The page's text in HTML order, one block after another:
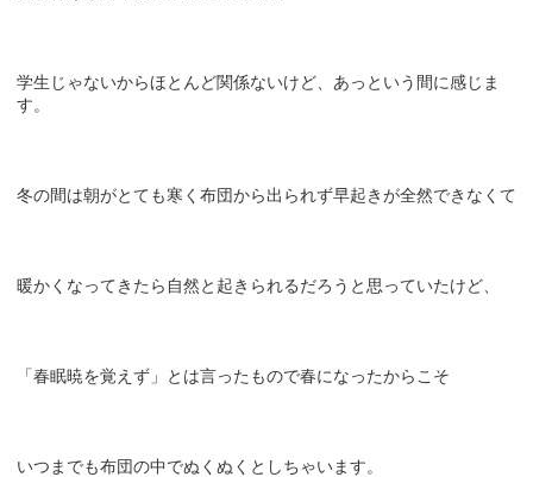
学生じゃないからほとんど関係ないけど、あっという間に感じま
す。
冬の間は朝がとても寒く布団から出られず早起きが全然できなくて
暖かくなってきたら自然と起きられるだろうと思っていたけど、
「春眠暁を覚えず」とは言ったもので春になったからこそ
いつまでも布団の中でぬくぬくとしちゃいます。